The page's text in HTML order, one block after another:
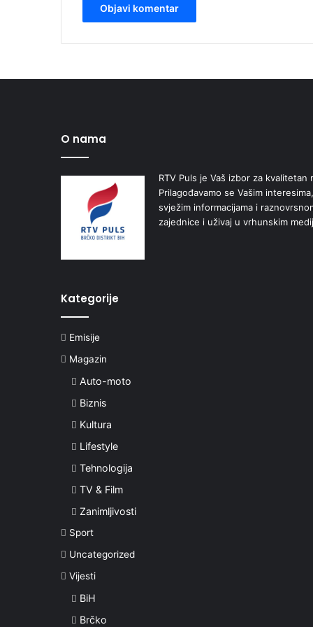
O nama
RTV Puls je Vaš izbor za
Prilagođavamo se Vašim
svježim informacijama i
zajednice i uživaj u vrhunskim
Kategorije
Emisije
Magazin
Auto-moto
Biznis
Kultura
Lifestyle
Tehnologija
TV & Film
Zanimljivosti
Sport
Uncategorized
Vijesti
BiH
Brčko